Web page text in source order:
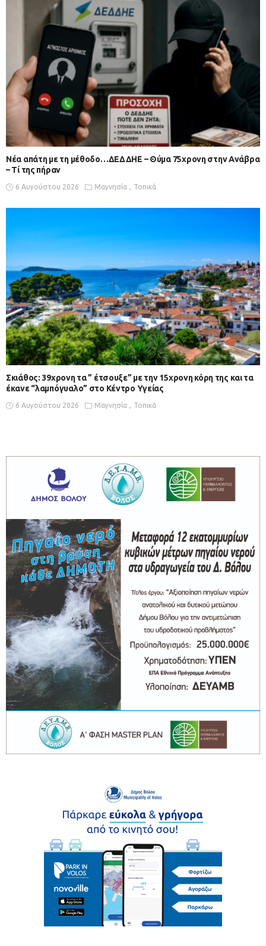
Νέα απάτη με τη μέθοδο…ΔΕΔΔΗΕ – Θύμα 75χρονη στην Ανάβρα
– Τί της πήραν
6 Αυγούστου 2026 Μαγνησία Τοπικά
Σκιάθος: 39χρονη τα ” έτσουξε” με την 15χρονη κόρη της και τα
έκανε “λαμπόγυαλο” στο Κέντρο Υγείας
6 Αυγούστου 2026 Μαγνησία Τοπικά